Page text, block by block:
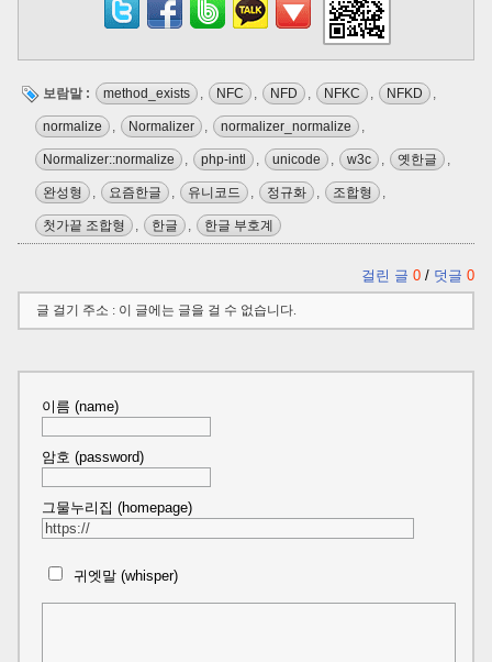
보람말 : method_exists , NFC , NFD , NFKC , NFKD ,
normalize , Normalizer , normalizer_normalize ,
Normalizer::normalize , php-intl , unicode , w3c , 옛한글 ,
완성형 , 요즘한글 , 유니코드 , 정규화 , 조합형 ,
첫가끝 조합형 , 한글 , 한글 부호계
걸린 글 0 / 덧글 0
글 걸기 주소 : 이 글에는 글을 걸 수 없습니다.
이름 (name)
암호 (password)
그물누리집 (homepage)
귀엣말 (whisper)